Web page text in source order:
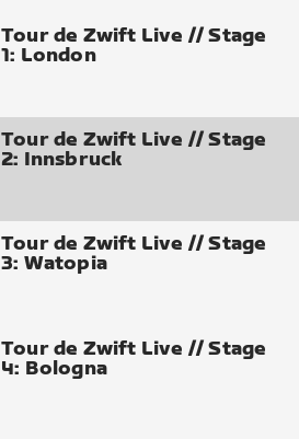
Tour de Zwift Live // Stage
1: London
Tour de Zwift Live // Stage
2: Innsbruck
Tour de Zwift Live // Stage
3: Watopia
Tour de Zwift Live // Stage
4: Bologna